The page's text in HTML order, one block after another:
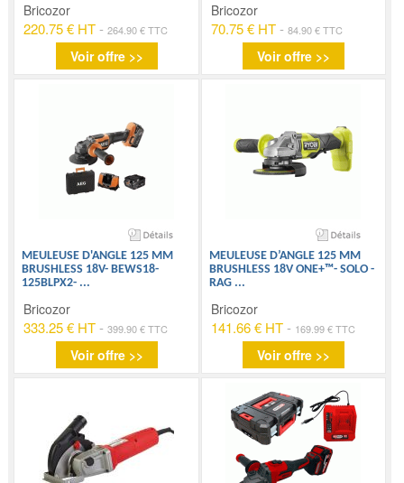
Bricozor
220.75 € HT -264.90 € TTC
Voir offre >>
Bricozor
70.75 € HT- 84.90 € TTC
Voir offre >>
MEULEUSE D'ANGLE 125 MM
BRUSHLESS 18V- BEWS18-
125BLPX2- ...
Bricozor
333.25 € HT -399.90 € TTC
Voir offre >>
MEULEUSE D’ANGLE 125 MM
BRUSHLESS 18V ONE+™- SOLO -
RAG ...
Bricozor
141.66 € HT- 169.99 € TTC
Voir offre >>